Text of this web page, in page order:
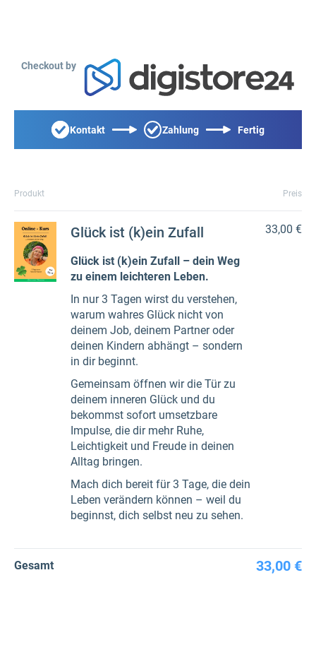
Checkout by
Kontakt Zahlung Fertig
Produkt Preis
Glück ist (k)ein Zufall
Glück ist (k)ein Zufall – dein Weg
zu einem leichteren Leben.
In nur 3 Tagen wirst du verstehen,
warum wahres Glück nicht von
deinem Job, deinem Partner oder
deinen Kindern abhängt – sondern
in dir beginnt.
Gemeinsam öffnen wir die Tür zu
deinem inneren Glück und du
bekommst sofort umsetzbare
Impulse, die dir mehr Ruhe,
Leichtigkeit und Freude in deinen
Alltag bringen.
Mach dich bereit für 3 Tage, die dein
Leben verändern können – weil du
beginnst, dich selbst neu zu sehen.
33,00 €
Gesamt 33,00 €